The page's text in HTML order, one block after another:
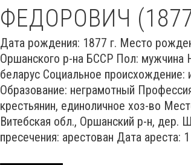
ФЕДОРОВИЧ
Дата рождения: 1877 г. Место
Оршанского р-на БССР Пол: мужчина
беларус Социальное происхождение:
Образование: неграмотный
крестьянин, единоличное хоз-во
Витебская обл., Оршанский р-н, дер.
пресечения: арестован Дата ареста: